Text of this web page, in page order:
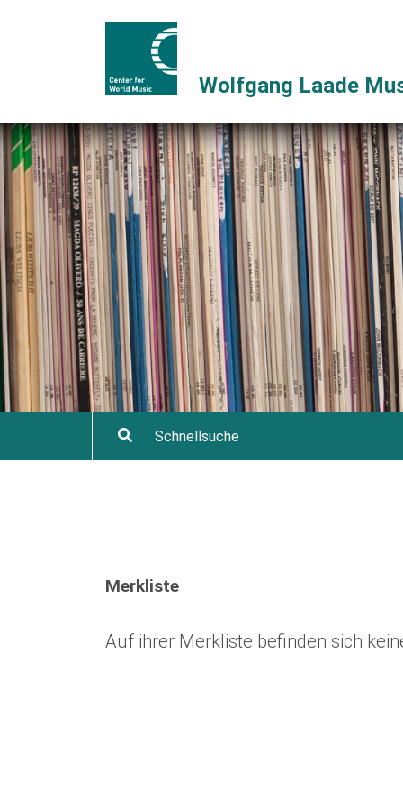
Wolfgang Laade
Merkliste
Auf ihrer Merkliste befinden sich